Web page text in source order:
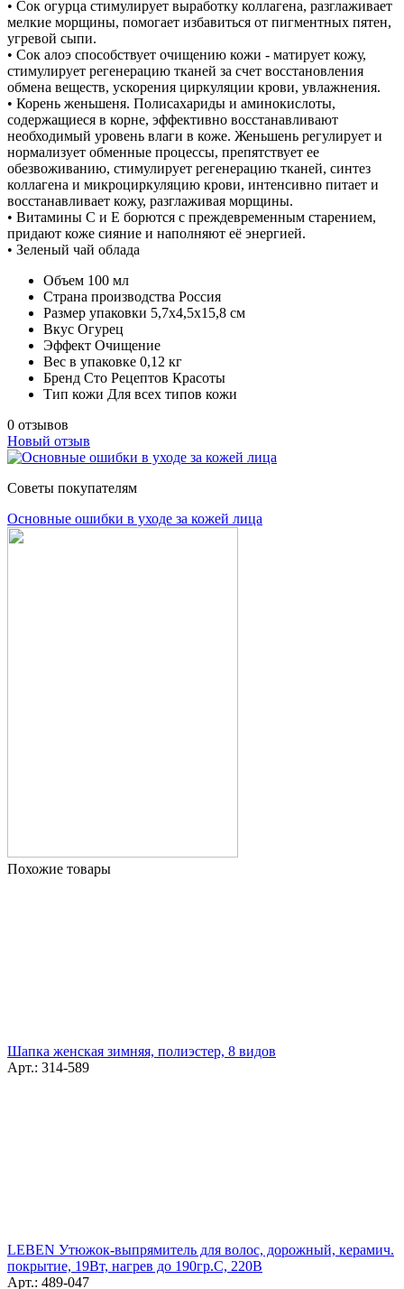
• Сок огурца стимулирует выработку коллагена, разглаживает
мелкие морщины, помогает избавиться от пигментных пятен,
угревой сыпи.
• Сок алоэ способствует очищению кожи - матирует кожу,
стимулирует регенерацию тканей за счет восстановления
обмена веществ, ускорения циркуляции крови, увлажнения.
• Корень женьшеня. Полисахариды и аминокислоты,
содержащиеся в корне, эффективно восстанавливают
необходимый уровень влаги в коже. Женьшень регулирует и
нормализует обменные процессы, препятствует ее
обезвоживанию, стимулирует регенерацию тканей, синтез
коллагена и микроциркуляцию крови, интенсивно питает и
восстанавливает кожу, разглаживая морщины.
• Витамины С и Е борются с преждевременным старением,
придают коже сияние и наполняют её энергией.
• Зеленый чай облада
Объем 100 мл
Страна производства Россия
Размер упаковки 5,7х4,5х15,8 см
Вкус Огурец
Эффект Очищение
Вес в упаковке 0,12 кг
Бренд Сто Рецептов Красоты
Тип кожи Для всех типов кожи
0 отзывов
Новый отзыв
Советы покупателям
Основные ошибки в уходе за кожей лица
Похожие товары
Шапка женская зимняя, полиэстер, 8 видов
Арт.: 314-589
LEBEN Утюжок-выпрямитель для волос, дорожный, керамич.
покрытие, 19Вт, нагрев до 190гр.С, 220В
Арт.: 489-047